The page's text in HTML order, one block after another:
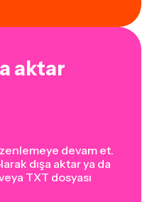
aktar
devam et.
dışa aktar ya da
TXT dosyası